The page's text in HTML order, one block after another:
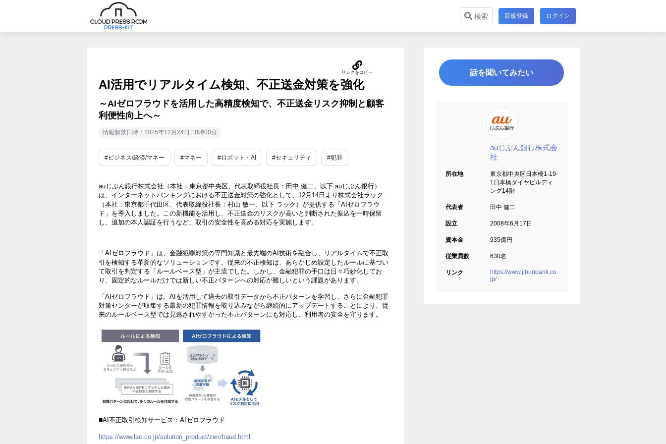
検索 新規登録 ログイン
AI活用でリアルタイム検知、不正送金対策を強化
～AIゼロフラウドを活用した高精度検知で、不正送金リスク抑制と顧客
利便性向上へ～
情報解禁日時：2025年12月24日 10時00分
#ビジネス/経済/マネー #マネー #ロボット・AI #セキュリティ #犯罪
auじぶん銀行株式会社（本社：東京都中央区、代表取締役社長：田中 健二、以下 auじぶん銀行）
は、インターネットバンキングにおける不正送金対策の強化として、12月14日より株式会社ラック
（本社：東京都千代田区、代表取締役社長：村山 敏一、以下 ラック）が提供する「AIゼロフラウ
ド」を導入しました。この新機能を活用し、不正送金のリスクが高いと判断された振込を一時保留
し、追加の本人認証を行うなど、取引の安全性を高める対応を実施します。
「AIゼロフラウド」は、金融犯罪対策の専門知識と最先端のAI技術を融合し、リアルタイムで不正取
引を検知する革新的なソリューションです。従来の不正検知は、あらかじめ設定したルールに基づい
て取引を判定する「ルールベース型」が主流でした。しかし、金融犯罪の手口は日々巧妙化してお
り、固定的なルールだけでは新しい不正パターンへの対応が難しいという課題があります。
「AIゼロフラウド」は、AIを活用して過去の取引データから不正パターンを学習し、さらに金融犯罪
対策センターが収集する最新の犯罪情報を取り込みながら継続的にアップデートすることにより、従
来のルールベース型では見逃されやすかった不正パターンにも対応し、利用者の安全を守ります。
■AI不正取引検知サービス：AIゼロフラウド
https://www.lac.co.jp/solution_product/zerofraud.html
話を聞いてみたい
auじぶん銀行株式会
社
所在地
東京都中央区日本橋1-19-
1日本橋ダイヤビルディ
ング14階
代表者 田中 健二
設立 2008年6月17日
資本金 935億円
従業員数 630名
リンク
https://www.jibunbank.co.
jp/